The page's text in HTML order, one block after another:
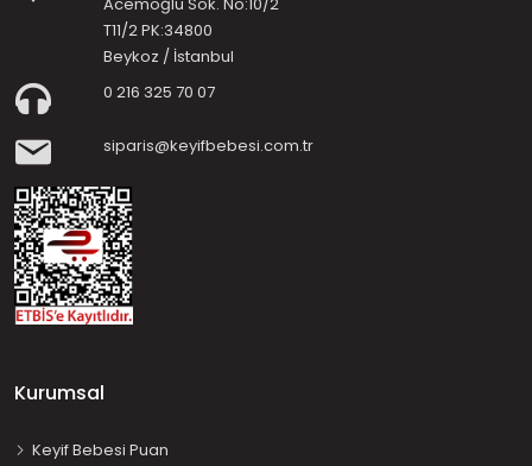
Acemoğlu Sok. No:10/2
T11/2 PK:34800
Beykoz / İstanbul
0 216 325 70 07
siparis@keyifbebesi.com.tr
Kurumsal
Keyif Bebesi Puan